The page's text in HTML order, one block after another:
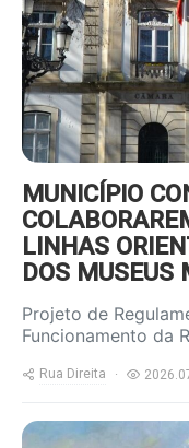
MUNICÍPIO
LINHAS
DOS MUSEUS
Projeto de
Funcionamento da
Rua Direita
https://